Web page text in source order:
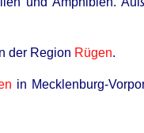
der Region Rügen.
in Mecklenburg-